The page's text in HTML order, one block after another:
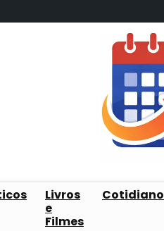
Livros
e
Filmes
Cotidiano